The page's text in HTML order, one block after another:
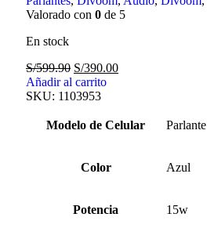
Valorado con 0 de 5
En stock
S/599.90 S/390.00
Añadir al carrito
SKU: 1103953
Modelo de Celular Parlante
Color Azul
Potencia 15w